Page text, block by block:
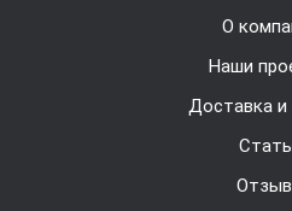
О
Наши
Доставка и